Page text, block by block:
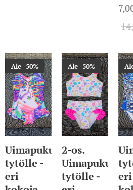
Uimapuku
tytölle -
eri
Ale -50%
2-os.
Uimapuku
tytölle -
Ale -50%
eri